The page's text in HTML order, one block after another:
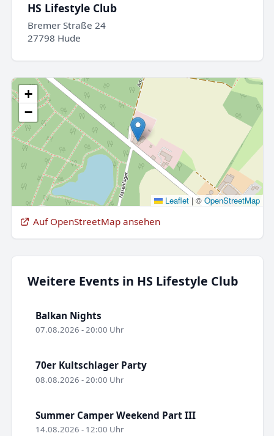
HS Lifestyle Club
Bremer Straße 24
27798 Hude
+
−
Leaflet |© OpenStreetMap
Auf OpenStreetMap ansehen
Weitere Events in HS Lifestyle Club
Balkan Nights
07.08.2026 - 20:00 Uhr
70er Kultschlager Party
08.08.2026 - 20:00 Uhr
Summer Camper Weekend Part III
14.08.2026 - 12:00 Uhr